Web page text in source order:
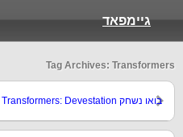
גיימפאד
Tag Archives: Transformers
בואו נשחק Transformers: Devestation